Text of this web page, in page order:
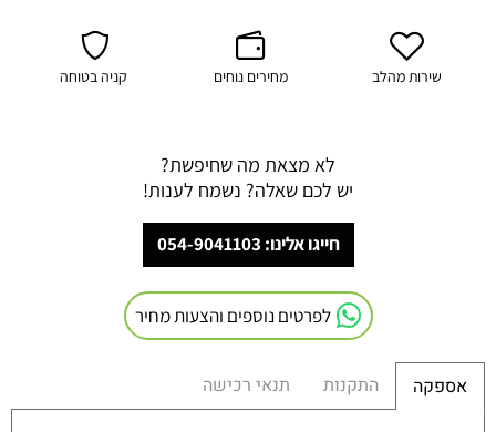
שירות מהלב מחירים נוחים קניה בטוחה
לא מצאת מה שחיפשת?
יש לכם שאלה? נשמח לענות!
חייגו אלינו: 054-9041103
לפרטים נוספים והצעות מחיר
אספקה התקנות תנאי רכישה